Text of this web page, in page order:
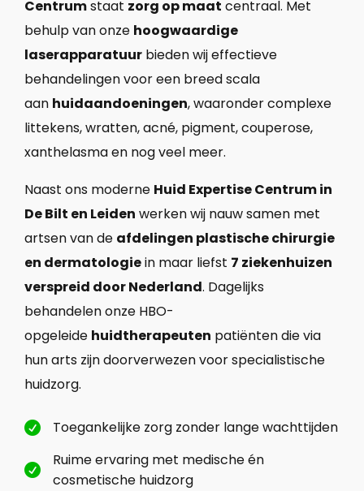
Centrumstaat zorg op maat centraal. Met
behulp van onze hoogwaardige
laserapparatuur bieden wij effectieve
behandelingen voor een breed scala
aan huidaandoeningen, waaronder complexe
littekens, wratten, acné, pigment, couperose,
xanthelasma en nog veel meer.
Naast ons moderne Huid Expertise Centrum in
De Bilt en Leiden werken wij nauw samen met
artsen van de afdelingen plastische chirurgie
en dermatologiein maar liefst 7 ziekenhuizen
verspreid door Nederland. Dagelijks
behandelen onze HBO-
opgeleide huidtherapeuten patiënten die via
hun arts zijn doorverwezen voor specialistische
huidzorg.
 Toegankelijke zorg zonder lange wachttijden

Ruime ervaring met medische én
cosmetische huidzorg